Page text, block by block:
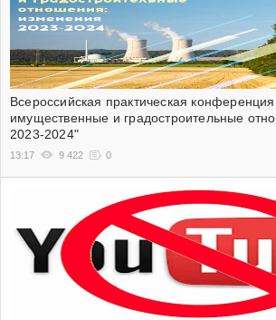
Всероссийская практическая
имущественные и градостроительные
2023-2024"
13:17 9 422 0